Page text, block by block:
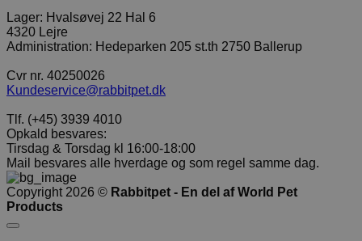
Lager: Hvalsøvej 22 Hal 6
4320 Lejre
Administration: Hedeparken 205 st.th 2750 Ballerup
Cvr nr. 40250026
Kundeservice@rabbitpet.dk
Tlf. (+45) 3939 4010
Opkald besvares:
Tirsdag & Torsdag kl 16:00-18:00
Mail besvares alle hverdage og som regel samme dag.
Copyright 2026 © Rabbitpet - En del af World Pet
Products